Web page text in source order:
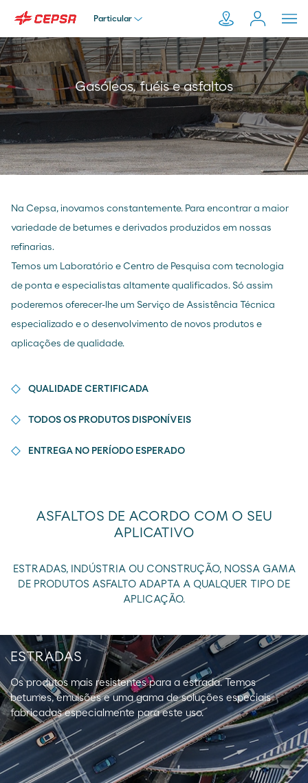
Particular
Particular
Distribuidor
Transportador
Pesquisar
em
Moeve.pt
Gasóleos, fuéis e asfaltos
Na Cepsa, inovamos constantemente. Para encontrar a maior
variedade de betumes e derivados produzidos em nossas
refinarias.
Temos um Laboratório e Centro de Pesquisa com tecnologia
de ponta e especialistas altamente qualificados. Só assim
poderemos oferecer-lhe um Serviço de Assistência Técnica
especializado e o desenvolvimento de novos produtos e
aplicações de qualidade.
QUALIDADE CERTIFICADA
TODOS OS PRODUTOS DISPONÍVEIS
ENTREGA NO PERÍODO ESPERADO
ASFALTOS DE ACORDO COM O SEU
APLICATIVO
ESTRADAS, INDÚSTRIA OU CONSTRUÇÃO, NOSSA GAMA
DE PRODUTOS ASFALTO ADAPTA A QUALQUER TIPO DE
APLICAÇÃO.
ESTRADAS
Os produtos mais resistentes para a estrada. Temos
betumes, emulsões e uma gama de soluções especiais
fabricadas especialmente para este uso.